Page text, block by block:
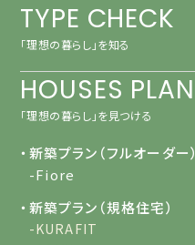
TYPE CHECK
「理想の暮らし」を知る
HOUSES PLAN
「理想の暮らし」を見つける
・新築プラン（フルオーダー）
-Fiore
・新築プラン（規格住宅）
-KURAFIT